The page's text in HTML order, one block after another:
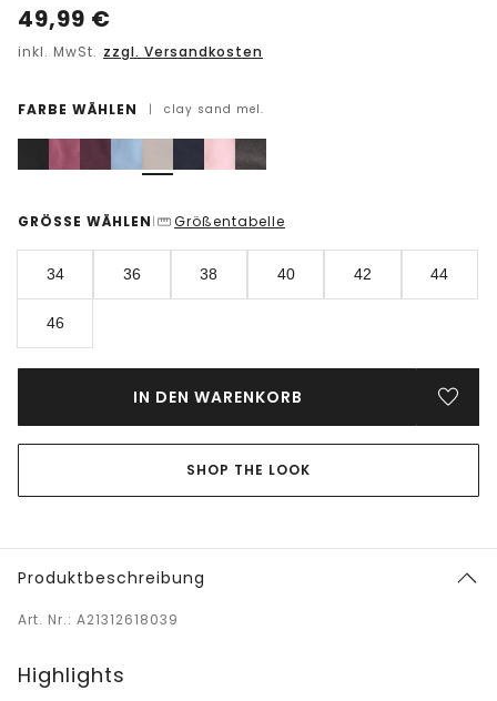
49,99 €
inkl. MwSt. zzgl. Versandkosten
FARBE WÄHLEN | clay sand mel.
GRÖSSE WÄHLEN | Größentabelle
34 36 38 40 42 44
46
IN DEN WARENKORB
SHOP THE LOOK
Produktbeschreibung
Art. Nr.: A21312618039
Highlights